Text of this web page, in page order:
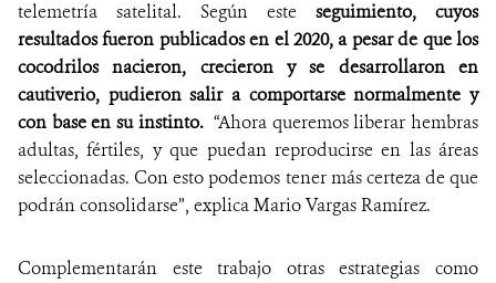
telemetría satelital. Según este seguimiento, cuyos
resultados fueron publicados en el 2020, a pesar de que los
cocodrilos nacieron, crecieron y se desarrollaron en
cautiverio, pudieron salir a comportarse normalmente y
con base en su instinto.“Ahora queremos liberar hembras
adultas, fértiles, y que puedan reproducirse en las áreas
seleccionadas. Con esto podemos tener más certeza de que
podrán consolidarse”, explica Mario Vargas Ramírez.
Complementarán este trabajo otras estrategias como